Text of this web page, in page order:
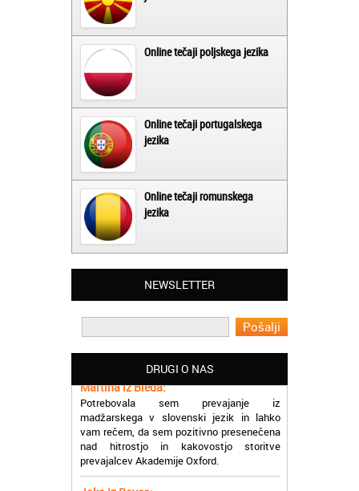
Online tečaji poljskega jezika
Online tečaji portugalskega
jezika
Online tečaji romunskega
jezika
NEWSLETTER
DRUGI O NAS
Matjaž iz Ajdovščine:
Oxford, ker so resnično profesionalni in
prevajalske storitve opravljajo hitro in
Potrebovala sem prevajanje iz
madžarskega v slovenski jezik in lahko
vam rečem, da sem pozitivno presenečena
nad hitrostjo in kakovostjo storitve
prevajalcev Akademije Oxford.
Jaka iz Bovca: